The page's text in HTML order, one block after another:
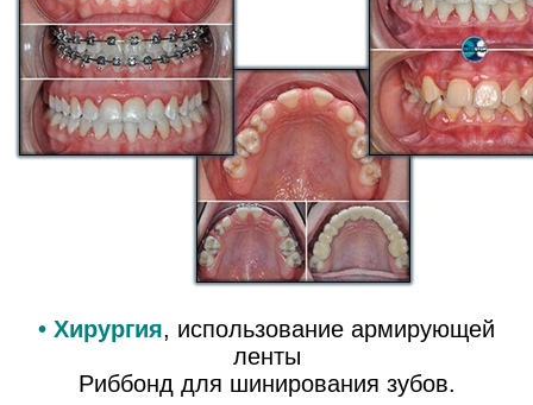
• Хирургия, использование армирующей
ленты
Риббонд для шинирования зубов.